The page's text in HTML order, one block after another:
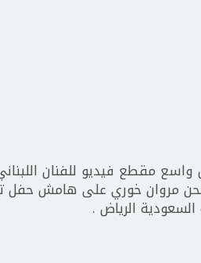
مقطع فيديو للفنان